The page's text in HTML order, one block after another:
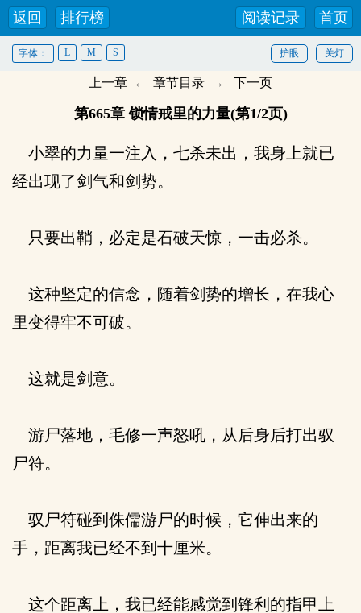
返回 排行榜 首页
阅读记录
关灯
护眼
字体： L M S
上一章 ← 章节目录 → 下一页
第665章 锁情戒里的力量(第1/2页)
小翠的力量一注入，七杀未出，我身上就已
经出现了剑气和剑势。
只要出鞘，必定是石破天惊，一击必杀。
这种坚定的信念，随着剑势的增长，在我心
里变得牢不可破。
这就是剑意。
游尸落地，毛修一声怒吼，从后身后打出驭
尸符。
驭尸符碰到侏儒游尸的时候，它伸出来的
手，距离我已经不到十厘米。
这个距离上，我已经能感觉到锋利的指甲上